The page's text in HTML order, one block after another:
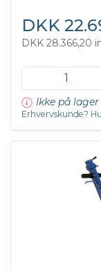
DKK
DKK 28.366,20
Ikke på
Erhvervskunde?